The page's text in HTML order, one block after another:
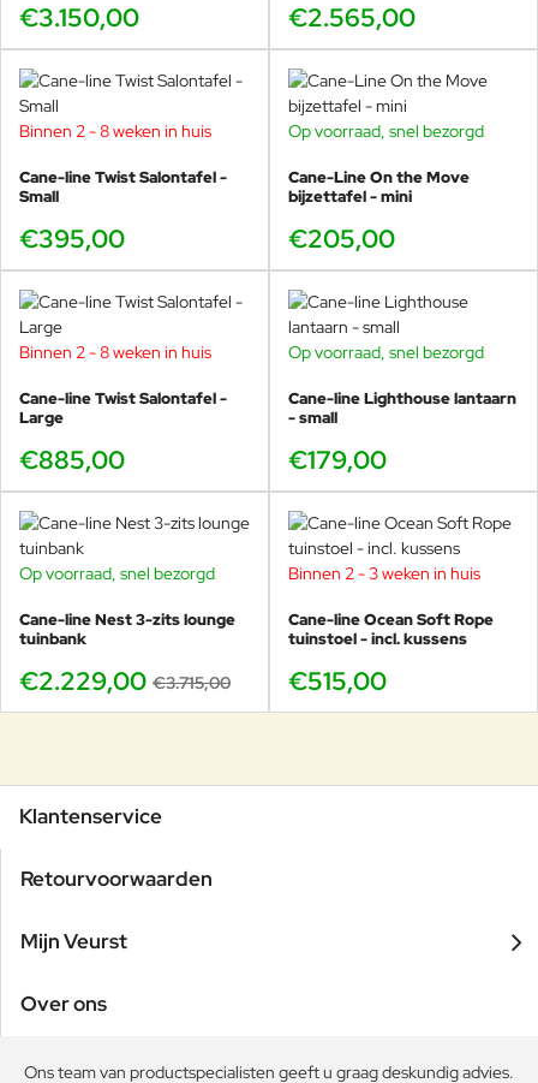
€3.150,00 €2.565,00
Binnen 2 - 8 weken in huis
Cane-line Twist Salontafel -
Small
€395,00
Op voorraad, snel bezorgd
Cane-Line On the Move
bijzettafel - mini
€205,00
Binnen 2 - 8 weken in huis
Cane-line Twist Salontafel -
Large
€885,00
Op voorraad, snel bezorgd
Cane-line Lighthouse lantaarn
- small
€179,00
-40%
Op voorraad, snel bezorgd
Cane-line Nest 3-zits lounge
tuinbank
€2.229,00 €3.715,00
Binnen 2 - 3 weken in huis
Cane-line Ocean Soft Rope
tuinstoel - incl. kussens
€515,00
Klantenservice
Retourvoorwaarden
Mijn Veurst
Over ons
Ons team van productspecialisten geeft u graag deskundig advies.